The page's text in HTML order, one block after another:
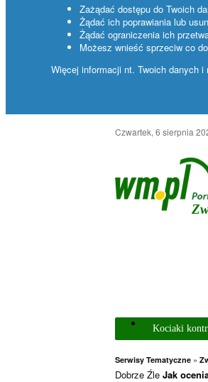
Zażądać dostępu do Twoich
Żądać ich poprawiania lub
Żądać ograniczenia ich
Możesz wnieść sprzeciw co
Więcej informacji nt. Twoich danych
Czwartek, 6 sierpnia
Kociaki
Serwisy Tematyczne »
Dobrze Źle Jak